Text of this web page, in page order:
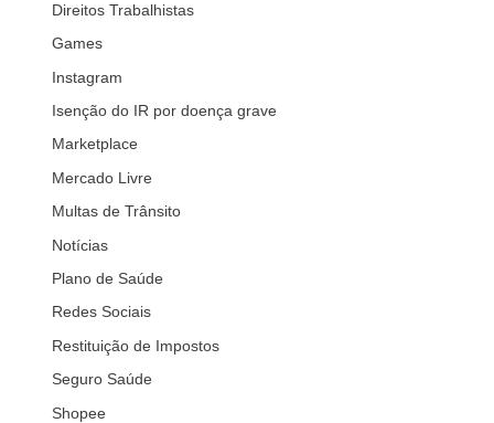
Direitos Trabalhistas
Games
Instagram
Isenção do IR por doença grave
Marketplace
Mercado Livre
Multas de Trânsito
Notícias
Plano de Saúde
Redes Sociais
Restituição de Impostos
Seguro Saúde
Shopee